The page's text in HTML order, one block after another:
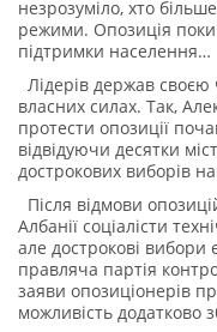
незрозуміло, хто
режими. Опозиція
підтримки населення…
Лідерів держав своєю
власних силах. Так,
протести опозиції
відвідуючи десятки
дострокових виборів
Після відмови
Албанії соціалісти
але дострокові вибори
правляча партія
заяви опозиціонерів
можливість додатково